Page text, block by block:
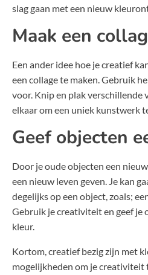
slag gaan met een nieuw
Maak een
Een ander idee hoe je creatief
een collage te maken. Gebruik
voor. Knip en plak verschillende
elkaar om een uniek kunstwerk
Geef objecten
Door je oude objecten een
een nieuw leven geven. Je kan
degelijks op een object, zoals;
Gebruik je creativiteit en geef je
kleur.
Kortom, creatief bezig zijn met
mogelijkheden om je creativiteit